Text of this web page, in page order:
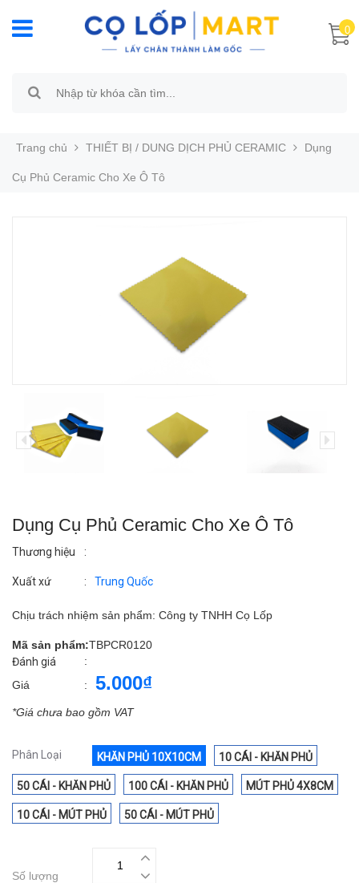
0
Trang chủ THIẾT BỊ / DUNG DỊCH PHỦ CERAMIC Dụng
Cụ Phủ Ceramic Cho Xe Ô Tô
Dụng Cụ Phủ Ceramic Cho Xe Ô Tô
Thương hiệu :
Xuất xứ : Trung Quốc
Chịu trách nhiệm sản phẩm: Công ty TNHH Cọ Lốp
Mã sản phẩm:TBPCR0120
Đánh giá
:
Giá
: 5.000₫
*Giá chưa bao gồm VAT
Phân Loại KHĂN PHỦ 10X10CM 10 CÁI - KHĂN PHỦ
50 CÁI - KHĂN PHỦ 100 CÁI - KHĂN PHỦ MÚT PHỦ 4X8CM
10 CÁI - MÚT PHỦ 50 CÁI - MÚT PHỦ
Số lượng